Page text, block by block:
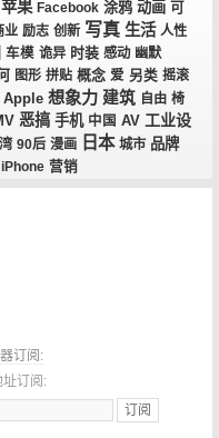
苹果 Facebook 涂鸦 动画 可
业 励志 创新 写真 生活 人性
车模 诡异 时装 感动 幽默
图形 拼贴 概念 爱 另类 摇滚
Apple 想象力 建筑 自由 椅
恶搞 手机 中国 AV 工业设
90后 漫画 日本 城市 品牌
iPhone 营销
订阅:
订阅: